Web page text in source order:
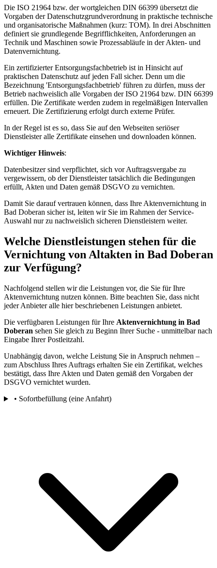
Die ISO 21964 bzw. der wortgleichen DIN 66399 übersetzt die
Vorgaben der Datenschutzgrundverordnung in praktische technische
und organisatorische Maßnahmen (kurz: TOM). In drei Abschnitten
definiert sie grundlegende Begrifflichkeiten, Anforderungen an
Technik und Maschinen sowie Prozessabläufe in der Akten- und
Datenvernichtung.
Ein zertifizierter Entsorgungsfachbetrieb ist in Hinsicht auf
praktischen Datenschutz auf jeden Fall sicher. Denn um die
Bezeichnung 'Entsorgungsfachbetrieb' führen zu dürfen, muss der
Betrieb nachweislich alle Vorgaben der ISO 21964 bzw. DIN 66399
erfüllen. Die Zertifikate werden zudem in regelmäßigen Intervallen
erneuert. Die Zertifizierung erfolgt durch externe Prüfer.
In der Regel ist es so, dass Sie auf den Webseiten seriöser
Dienstleister alle Zertifikate einsehen und downloaden können.
Wichtiger Hinweis:
Datenbesitzer sind verpflichtet, sich vor Auftragsvergabe zu
vergewissern, ob der Dienstleister tatsächlich die Bedingungen
erfüllt, Akten und Daten gemäß DSGVO zu vernichten.
Damit Sie darauf vertrauen können, dass Ihre Aktenvernichtung in
Bad Doberan sicher ist, leiten wir Sie im Rahmen der Service-
Auswahl nur zu nachweislich sicheren Dienstleistern weiter.
Welche Dienstleistungen stehen für die
Vernichtung von Altakten in Bad Doberan
zur Verfügung?
Nachfolgend stellen wir die Leistungen vor, die Sie für Ihre
Aktenvernichtung nutzen können. Bitte beachten Sie, dass nicht
jeder Anbieter alle hier beschriebenen Leistungen anbietet.
Die verfügbaren Leistungen für Ihre Aktenvernichtung in Bad
Doberan sehen Sie gleich zu Beginn Ihrer Suche - unmittelbar nach
Eingabe Ihrer Postleitzahl.
Unabhängig davon, welche Leistung Sie in Anspruch nehmen –
zum Abschluss Ihres Auftrags erhalten Sie ein Zertifikat, welches
bestätigt, dass Ihre Akten und Daten gemäß den Vorgaben der
DSGVO vernichtet wurden.
• Sofortbefüllung (eine Anfahrt)